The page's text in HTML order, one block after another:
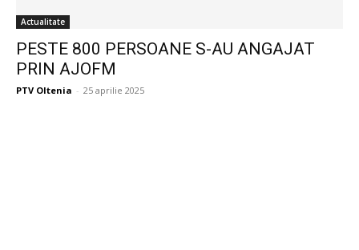
Actualitate
PESTE 800 PERSOANE S-AU ANGAJAT
PRIN AJOFM
PTV Oltenia - 25 aprilie 2025